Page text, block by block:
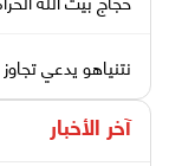
نتنياهو يدعي
آخر الأخبار